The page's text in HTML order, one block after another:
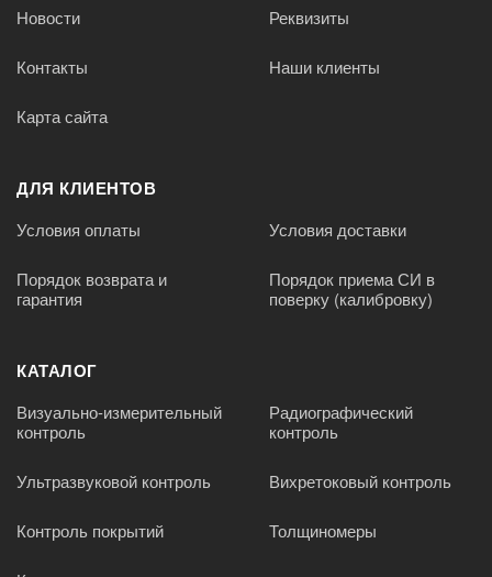
Новости Реквизиты
Контакты Наши клиенты
Карта сайта
ДЛЯ КЛИЕНТОВ
Условия оплаты Условия доставки
Порядок возврата и
гарантия
Порядок приема СИ в
поверку (калибровку)
КАТАЛОГ
Визуально-измерительный
контроль
Радиографический
контроль
Ультразвуковой контроль Вихретоковый контроль
Контроль покрытий Толщиномеры